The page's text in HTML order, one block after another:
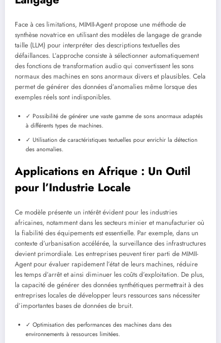
Face à ces limitations, MIMII-Agent propose une méthode de
synthèse novatrice en utilisant des modèles de langage de grande
taille (LLM) pour interpréter des descriptions textuelles des
défaillances. L’approche consiste à sélectionner automatiquement
des fonctions de transformation audio qui convertissent les sons
normaux des machines en sons anormaux divers et plausibles. Cela
permet de générer des données d’anomalies même lorsque des
exemples réels sont indisponibles.
✓ Possibilité de générer une vaste gamme de sons anormaux adaptés
à différents types de machines.
✓ Utilisation de caractéristiques textuelles pour enrichir la détection
des anomalies.
Applications en Afrique : Un Outil
pour l’Industrie Locale
Ce modèle présente un intérêt évident pour les industries
africaines, notamment dans les secteurs minier et manufacturier où
la fiabilité des équipements est essentielle. Par exemple, dans un
contexte d’urbanisation accélérée, la surveillance des infrastructures
devient primordiale. Les entreprises peuvent tirer parti de MIMII-
Agent pour évaluer rapidement l’état de leurs machines, réduire
les temps d’arrêt et ainsi diminuer les coûts d’exploitation. De plus,
la capacité de générer des données synthétiques permettrait à des
entreprises locales de développer leurs ressources sans nécessiter
d’importantes bases de données de bruit.
✓ Optimisation des performances des machines dans des
environnements à ressources limitées.